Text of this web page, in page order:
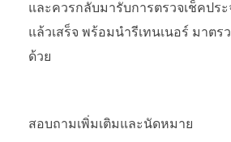
และควรกลับมารับการตรวจเช็คปร
แล้วเสร็จ พร้อมนำรีเทนเนอร์ มาต
ด้วย
สอบถามเพิ่มเติมและนัดหมาย